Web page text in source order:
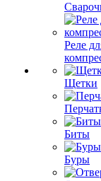
Реле
Щетки
Биты
Буры